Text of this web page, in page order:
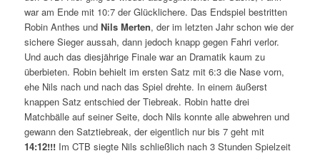
war am Ende mit 10:7 der Glücklichere. Das Endspiel bestritten
Robin Anthes und Nils Merten, der im letzten Jahr schon wie der
sichere Sieger aussah, dann jedoch knapp gegen Fahri verlor.
Und auch das diesjährige Finale war an Dramatik kaum zu
überbieten. Robin behielt im ersten Satz mit 6:3 die Nase vorn,
ehe Nils nach und nach das Spiel drehte. In einem äußerst
knappen Satz entschied der Tiebreak. Robin hatte drei
Matchbälle auf seiner Seite, doch Nils konnte alle abwehren und
gewann den Satztiebreak, der eigentlich nur bis 7 geht mit
14:12!!!Im CTB siegte Nils schließlich nach 3 Stunden Spielzeit